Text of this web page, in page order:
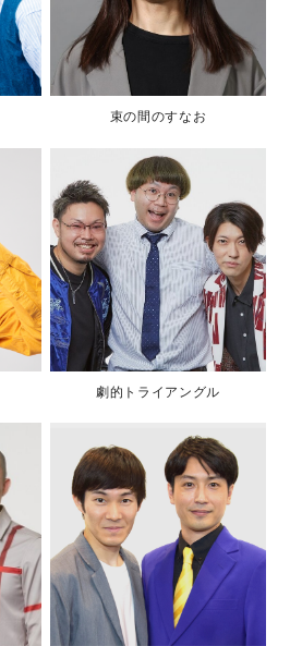
束の間のすなお
劇的トライアングル